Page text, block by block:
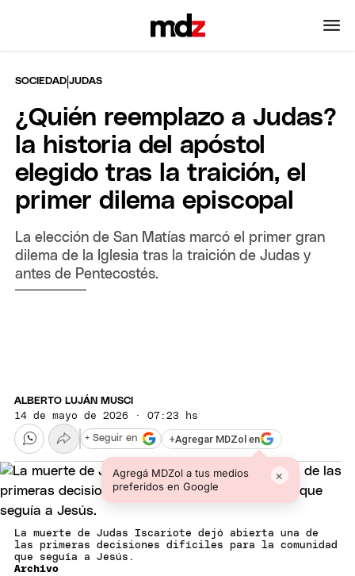
SOCIEDAD |JUDAS
¿Quién reemplazo a Judas?
la historia del apóstol
elegido tras la traición, el
primer dilema episcopal
La elección de San Matías marcó el primer gran
dilema de la Iglesia tras la traición de Judas y
antes de Pentecostés.
ALBERTO LUJÁN MUSCI
14 de mayo de 2026 · 07:23 hs
+Agregar MDZol en
Agregá MDZol a tus medios
preferidos en Google
×
+ Seguir en
La muerte de Judas Iscariote dejó abierta una de
las primeras decisiones difíciles para la comunidad
que seguía a Jesús.
Archivo